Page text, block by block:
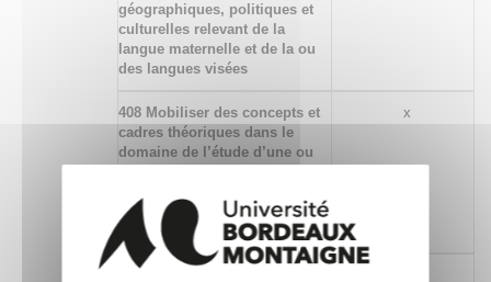
géographiques, politiques et
culturelles relevant de la
langue maternelle et de la ou
des langues visées
408 Mobiliser des concepts et
cadres théoriques dans le
domaine de l’étude d’une ou
aires socio-culturelles
correspondantes
x